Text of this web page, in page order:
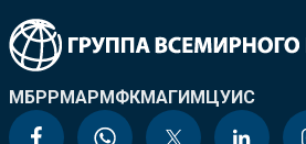
МБРРМАРМФКМАГИМЦУИС